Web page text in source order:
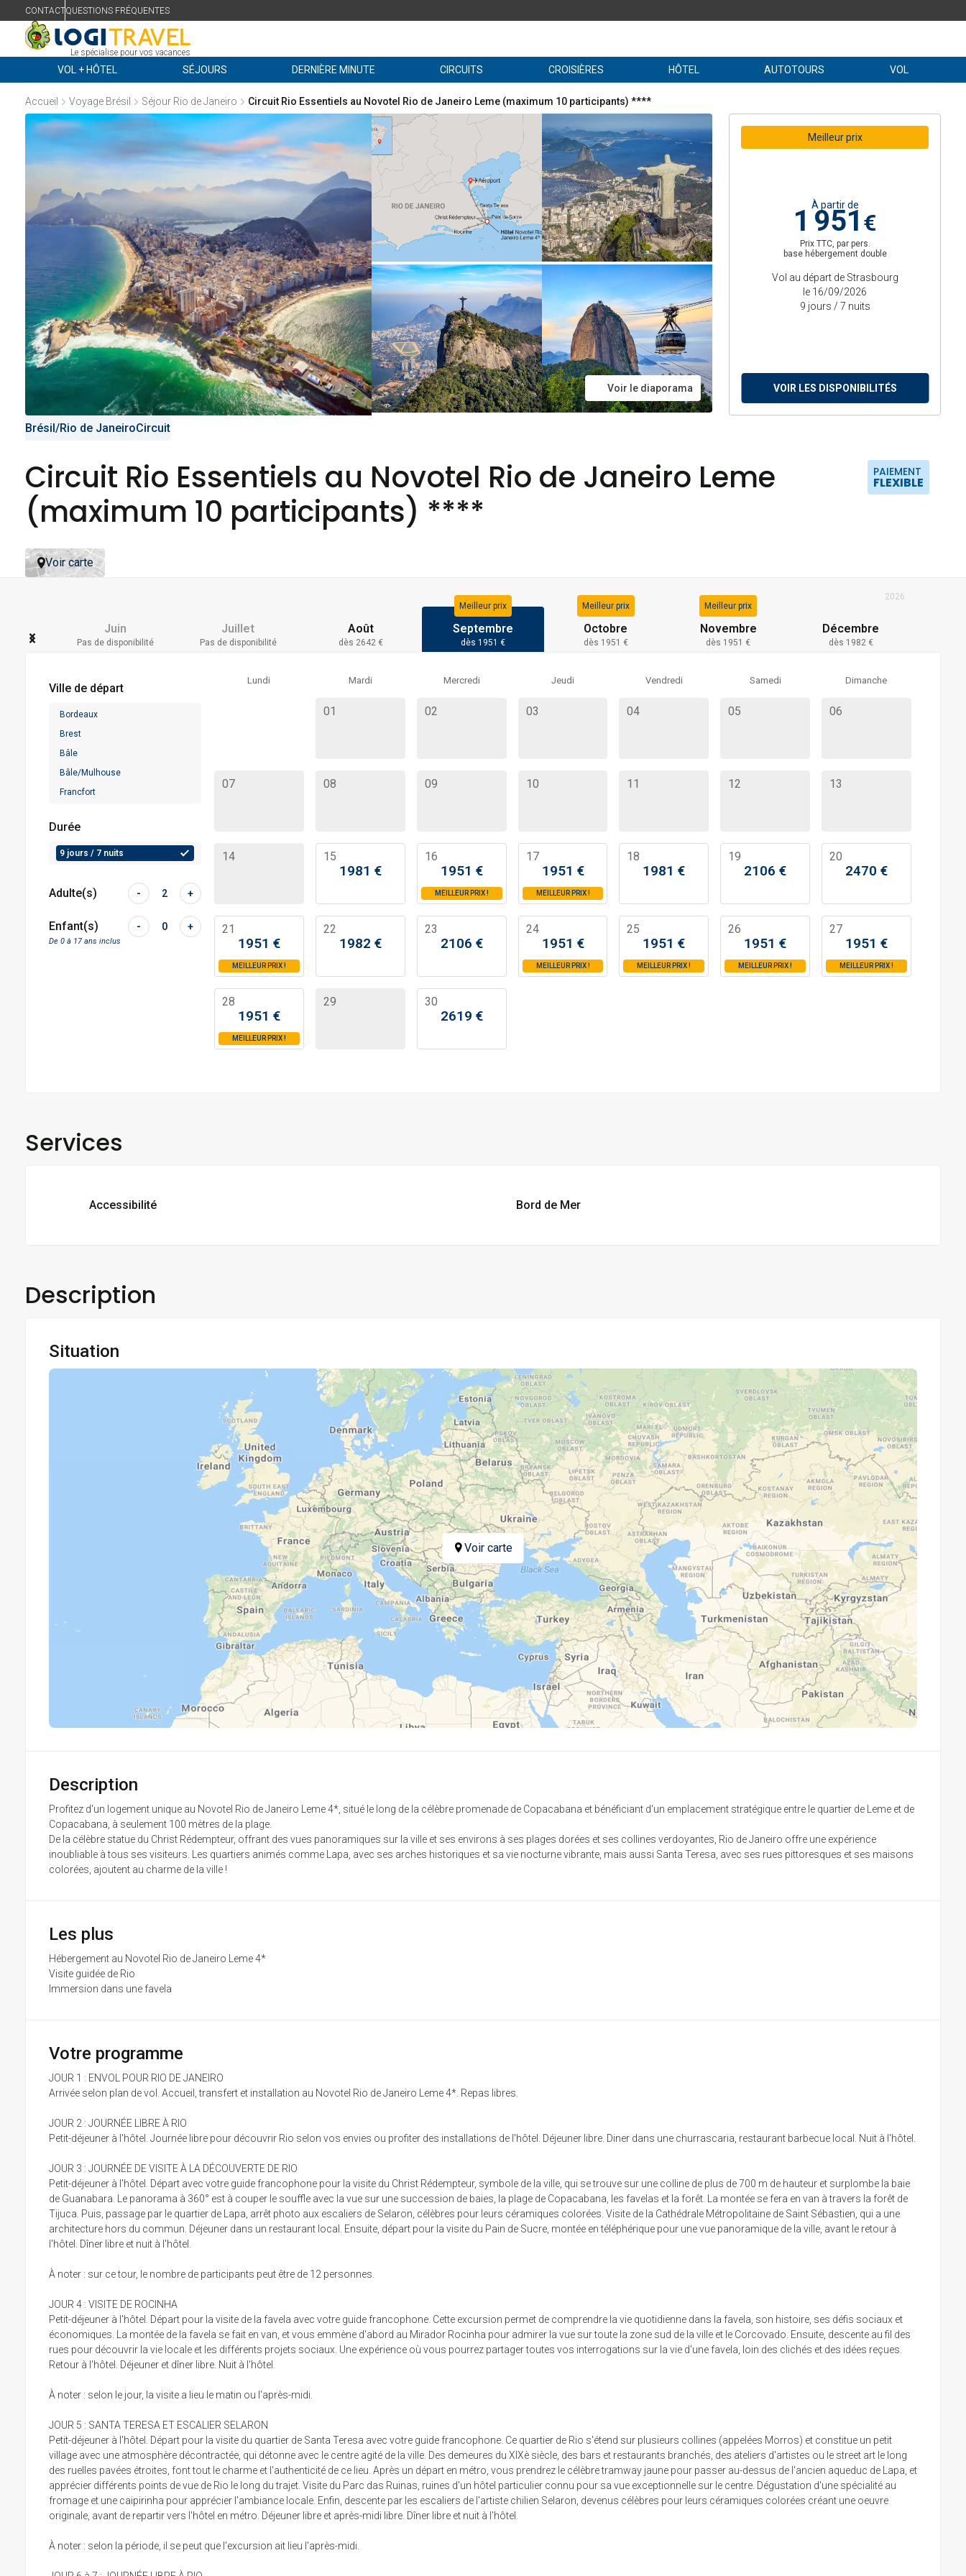
CONTACTQUESTIONS FRÉQUENTES
Le spécialise pour vos vacances
VOL + HÔTEL SÉJOURS DERNIÈRE MINUTE CIRCUITS CROISIÈRES HÔTEL AUTOTOURS VOL
Accueil Voyage Brésil Séjour Rio de Janeiro Circuit Rio Essentiels au Novotel Rio de Janeiro Leme (maximum 10 participants) ****
Voir le diaporama
Meilleur prix
À partir de
1 951 €
Prix TTC, par pers.
base hébergement double
Vol au départ de Strasbourg
le 16/09/2026
9 jours / 7 nuits
VOIR LES DISPONIBILITÉS
Brésil/Rio de JaneiroCircuit
Circuit Rio Essentiels au Novotel Rio de Janeiro Leme
(maximum 10 participants) ****
PAIEMENT
FLEXIBLE
Voir carte
Juin
Pas de disponibilité
Juillet
Pas de disponibilité
Août
dès 2642 €
Meilleur prix
Septembre
dès 1951 €
Meilleur prix
Octobre
dès 1951 €
Meilleur prix
Novembre
dès 1951 €
Décembre
dès 1982 €
2026
Ville de départ
Bordeaux
Brest
Bâle
Bâle/Mulhouse
Francfort
Lyon
Marseille
Nice
Strasbourg
Toulouse
Durée
9 jours / 7 nuits
Adulte(s) - 2 +
Enfant(s) - 0 +
De 0 à 17 ans inclus
Lundi Mardi Mercredi Jeudi Vendredi Samedi Dimanche
01 02 03 04 05 06
07 08 09 10 11 12 13
14 15
1981 €
16
1951 €
MEILLEUR PRIX!
17
1951 €
MEILLEUR PRIX!
18
1981 €
19
2106 €
20
2470 €
21
1951 €
MEILLEUR PRIX!
22
1982 €
23
2106 €
24
1951 €
MEILLEUR PRIX!
25
1951 €
MEILLEUR PRIX!
26
1951 €
MEILLEUR PRIX!
27
1951 €
MEILLEUR PRIX!
28
1951 €
MEILLEUR PRIX!
29 30
2619 €
Services
Accessibilité Bord de Mer
Description
Situation
Voir carte
Description
Profitez d'un logement unique au Novotel Rio de Janeiro Leme 4*, situé le long de la célèbre promenade de Copacabana et bénéficiant d'un emplacement stratégique entre le quartier de Leme et de
Copacabana, à seulement 100 mètres de la plage.
De la célèbre statue du Christ Rédempteur, offrant des vues panoramiques sur la ville et ses environs à ses plages dorées et ses collines verdoyantes, Rio de Janeiro offre une expérience
inoubliable à tous ses visiteurs. Les quartiers animés comme Lapa, avec ses arches historiques et sa vie nocturne vibrante, mais aussi Santa Teresa, avec ses rues pittoresques et ses maisons
colorées, ajoutent au charme de la ville !
Les plus
Hébergement au Novotel Rio de Janeiro Leme 4*
Visite guidée de Rio
Immersion dans une favela
Votre programme
JOUR 1 : ENVOL POUR RIO DE JANEIRO
Arrivée selon plan de vol. Accueil, transfert et installation au Novotel Rio de Janeiro Leme 4*. Repas libres.
JOUR 2 : JOURNÉE LIBRE À RIO
Petit-déjeuner à l'hôtel. Journée libre pour découvrir Rio selon vos envies ou profiter des installations de l'hôtel. Déjeuner libre. Diner dans une churrascaria, restaurant barbecue local. Nuit à l'hôtel.
JOUR 3 : JOURNÉE DE VISITE À LA DÉCOUVERTE DE RIO
Petit-déjeuner à l'hôtel. Départ avec votre guide francophone pour la visite du Christ Rédempteur, symbole de la ville, qui se trouve sur une colline de plus de 700 m de hauteur et surplombe la baie
de Guanabara. Le panorama à 360° est à couper le souffle avec la vue sur une succession de baies, la plage de Copacabana, les favelas et la forêt. La montée se fera en van à travers la forêt de
Tijuca. Puis, passage par le quartier de Lapa, arrêt photo aux escaliers de Selaron, célèbres pour leurs céramiques colorées. Visite de la Cathédrale Métropolitaine de Saint Sébastien, qui a une
architecture hors du commun. Déjeuner dans un restaurant local. Ensuite, départ pour la visite du Pain de Sucre, montée en téléphérique pour une vue panoramique de la ville, avant le retour à
l'hôtel. Dîner libre et nuit à l'hôtel.
À noter : sur ce tour, le nombre de participants peut être de 12 personnes.
JOUR 4 : VISITE DE ROCINHA
Petit-déjeuner à l'hôtel. Départ pour la visite de la favela avec votre guide francophone. Cette excursion permet de comprendre la vie quotidienne dans la favela, son histoire, ses défis sociaux et
économiques. La montée de la favela se fait en van, et vous emmène d'abord au Mirador Rocinha pour admirer la vue sur toute la zone sud de la ville et le Corcovado. Ensuite, descente au fil des
rues pour découvrir la vie locale et les différents projets sociaux. Une expérience où vous pourrez partager toutes vos interrogations sur la vie d'une favela, loin des clichés et des idées reçues.
Retour à l'hôtel. Déjeuner et dîner libre. Nuit à l'hôtel.
À noter : selon le jour, la visite a lieu le matin ou l'après-midi.
JOUR 5 : SANTA TERESA ET ESCALIER SELARON
Petit-déjeuner à l'hôtel. Départ pour la visite du quartier de Santa Teresa avec votre guide francophone. Ce quartier de Rio s'étend sur plusieurs collines (appelées Morros) et constitue un petit
village avec une atmosphère décontractée, qui détonne avec le centre agité de la ville. Des demeures du XIXè siècle, des bars et restaurants branchés, des ateliers d'artistes ou le street art le long
des ruelles pavées étroites, font tout le charme et l'authenticité de ce lieu. Après un départ en métro, vous prendrez le célèbre tramway jaune pour passer au-dessus de l'ancien aqueduc de Lapa, et
apprécier différents points de vue de Rio le long du trajet. Visite du Parc das Ruinas, ruines d'un hôtel particulier connu pour sa vue exceptionnelle sur le centre. Dégustation d'une spécialité au
fromage et une caipirinha pour apprécier l'ambiance locale. Enfin, descente par les escaliers de l'artiste chilien Selaron, devenus célèbres pour leurs céramiques colorées créant une oeuvre
originale, avant de repartir vers l'hôtel en métro. Déjeuner libre et après-midi libre. Dîner libre et nuit à l'hôtel.
À noter : selon la période, il se peut que l'excursion ait lieu l'après-midi.